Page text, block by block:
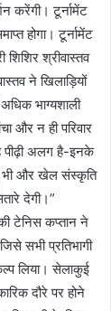
करेंगी। टूर्नामेंट
होगा। टूर्नामेंट
श्रीवास्तव
ने खिलाड़ियों
भाग्यशाली
और न ही परिवार
अलग है-इनके
भी और खेल संस्कृति
देगी।”
टेनिस कप्तान ने
सभी प्रतिभागी
लिया। सेलाकुई
दौरे पर होने